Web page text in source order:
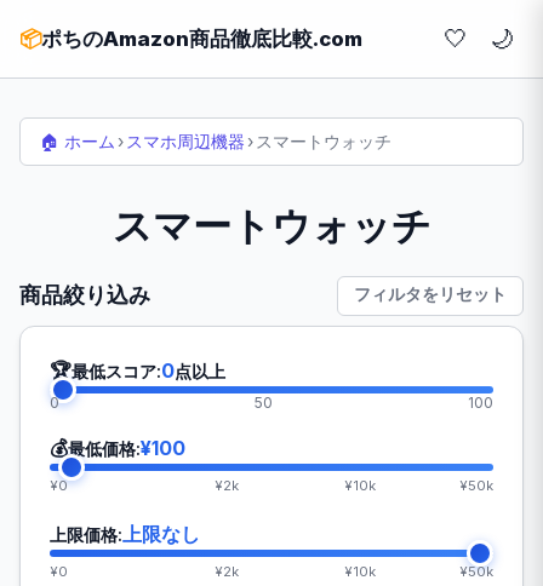
📦ポちのAmazon商品徹底比較.com 🤍
🏠 ホーム › スマホ周辺機器 › スマートウォッチ
スマートウォッチ
商品絞り込み フィルタをリセット
🏆最低スコア:0点以上
0 50 100
💰最低価格:¥100
¥0 ¥2k ¥10k ¥50k
上限価格: 上限なし
¥0 ¥2k ¥10k ¥50k